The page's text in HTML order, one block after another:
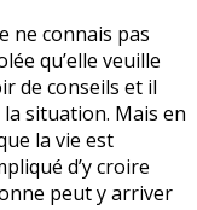
ne connais pas
qu’elle veuille
de conseils et il
la situation. Mais en
la vie est
d’y croire
peut y arriver